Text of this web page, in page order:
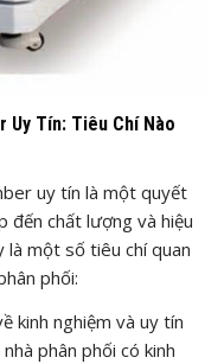
Uy Tín: Tiêu Chí Nào
uy tín là một quyết
đến chất lượng và hiệu
là một số tiêu chí quan
phối:
kinh nghiệm và uy tín
phân phối có kinh